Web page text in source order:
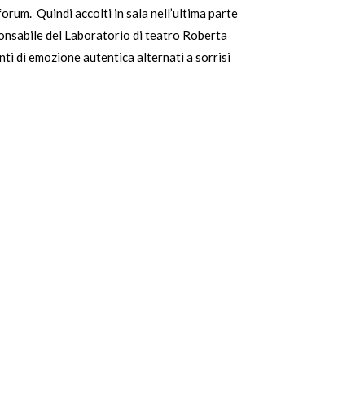
Quindi accolti in sala nell’ultima parte
del Laboratorio di teatro Roberta
di emozione autentica alternati a sorrisi